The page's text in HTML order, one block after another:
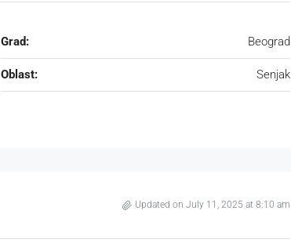
Grad: Beograd
Oblast: Senjak
Updated on July 11, 2025 at 8:10 am